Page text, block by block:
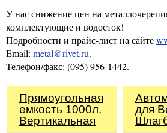
У нас снижение цен на
комплектующие и водосток!
Подробности и прайс-лист на сайте
Email: metal@rivet.ru.
Телефон/факс: (095) 956-1442.
Прямоугольная
емкость 1000л.
Вертикальная
для